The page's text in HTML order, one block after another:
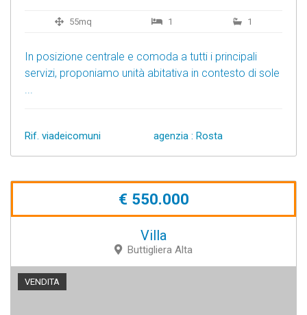
55mq 1 1
In posizione centrale e comoda a tutti i principali
servizi, proponiamo unità abitativa in contesto di sole
...
Rif. viadeicomuni agenzia : Rosta
€ 550.000
Villa
Buttigliera Alta
VENDITA